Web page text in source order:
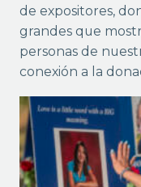
de expositores,
grandes que
personas de
conexión a la